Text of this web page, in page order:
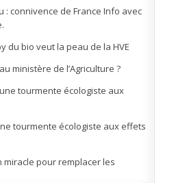
: connivence de France Info avec
du bio veut la peau de la HVE
ministère de l’Agriculture ?
une tourmente écologiste aux
tourmente écologiste aux effets
miracle pour remplacer les